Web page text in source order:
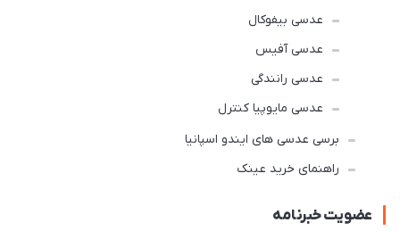
عدسی بیفوکال
عدسی آفیس
عدسی رانندگی
عدسی مایوپیا کنترل
برسی عدسی های ایندو اسپانیا
راهنمای خرید عینک
عضویت خبرنامه